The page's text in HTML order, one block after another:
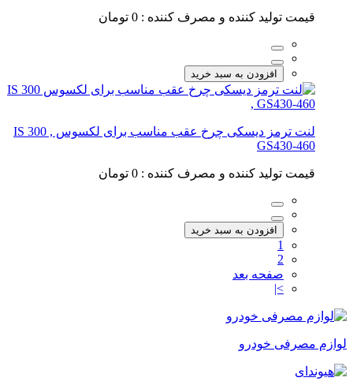
قیمت تولید کننده و مصرف کننده : 0 تومان
افزودن به سبد خرید
لنت ترمز دیسکی چرخ عقب مناسب برای لکسوس IS 300 ,
GS430-460
قیمت تولید کننده و مصرف کننده : 0 تومان
افزودن به سبد خرید
1
2
صفحه بعد
>|
لوازم مصرفی خودرو